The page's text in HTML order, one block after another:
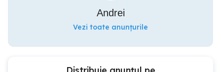
Andrei
Vezi toate anunțurile